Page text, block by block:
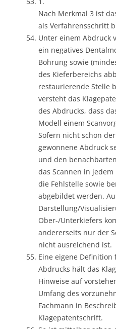
Nach Merkmal 3 ist
als Verfahrensschritt
Unter einem Abdruck
ein negatives
Bohrung sowie
des Kieferbereichs
restaurierende Stelle
versteht das
des Abdrucks, dass
Modell einem
Sofern nicht schon
gewonnene Abdruck
und den
das Scannen in
die Fehlstelle sowie
abgebildet werden.
Darstellung/
Ober-/Unterkiefers
andererseits nur der
nicht ausreichend ist.
Eine eigene Definition
Abdrucks hält das
Hinweise auf
Umfang des
Fachmann in
Klagepatentschrift.